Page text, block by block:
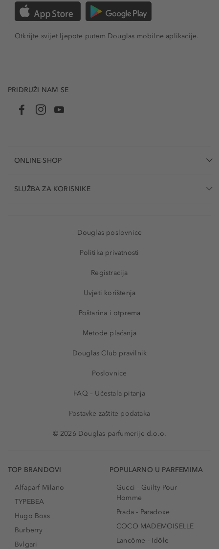
Otkrijte svijet ljepote putem Douglas mobilne aplikacije.
PRIDRUŽI NAM SE
ONLINE-SHOP
SLUŽBA ZA KORISNIKE
Douglas poslovnice
Politika privatnosti
Registracija
Uvjeti korištenja
Poštarina i otprema
Metode plaćanja
Douglas Club pravilnik
Poslovnice
FAQ – Učestala pitanja
Postavke zaštite podataka
© 2026 Douglas parfumerije d.o.o.
TOP BRANDOVI
Alfaparf Milano
TYPEBEA
Hugo Boss
Burberry
Bvlgari
POPULARNO U PARFEMIMA
Gucci - Guilty Pour
Homme
Prada - Paradoxe
COCO MADEMOISELLE
Lancôme - Idôle